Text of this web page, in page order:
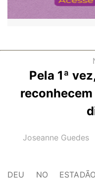
Pela 1ª
AUTOR(A):
Joseanne Guedes
DEU NO